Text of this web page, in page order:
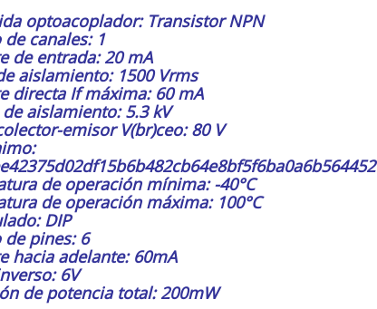
optoacoplador: Transistor NPN
canales: 1
de entrada: 20 mA
aislamiento: 1500 Vrms
directa If máxima: 60 mA
aislamiento: 5.3 kV
emisor V(br)ceo: 80 V
de operación mínima: -40°C
de operación máxima: 100°C
DIP
pines: 6
hacia adelante: 60mA
6V
de potencia total: 200mW